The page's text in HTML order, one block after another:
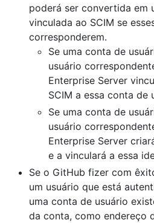
poderá ser convertida em
vinculada ao SCIM se
corresponderem.
Se uma conta de
usuário
Enterprise Server
SCIM a essa conta de
Se uma conta de
usuário
Enterprise Server
e a vinculará a essa
Se o GitHub fizer com
um usuário que está
uma conta de usuário
da conta, como endereço